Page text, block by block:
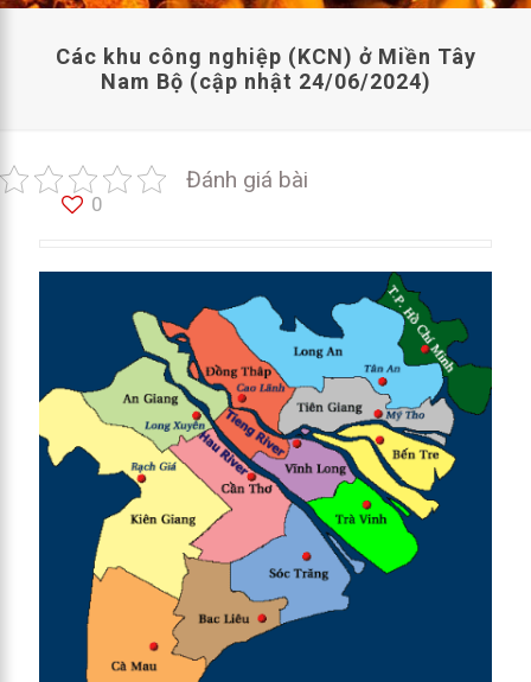
Các khu công nghiệp (KCN) ở Miền Tây
Nam Bộ (cập nhật 24/06/2024)
Đánh giá bài
0